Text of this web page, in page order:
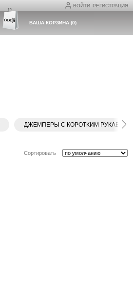
ВОЙТИ РЕГИСТРАЦИЯ
ВАША КОРЗИНА(0)
ДЖЕМПЕРЫ С КОРОТКИМ РУКАВОМ
Сортировать